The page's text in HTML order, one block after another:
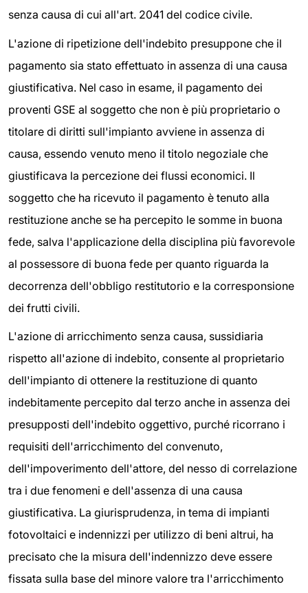
senza causa di cui all'art. 2041 del codice civile.
L'azione di ripetizione dell'indebito presuppone che il
pagamento sia stato effettuato in assenza di una causa
giustificativa. Nel caso in esame, il pagamento dei
proventi GSE al soggetto che non è più proprietario o
titolare di diritti sull'impianto avviene in assenza di
causa, essendo venuto meno il titolo negoziale che
giustificava la percezione dei flussi economici. Il
soggetto che ha ricevuto il pagamento è tenuto alla
restituzione anche se ha percepito le somme in buona
fede, salva l'applicazione della disciplina più favorevole
al possessore di buona fede per quanto riguarda la
decorrenza dell'obbligo restitutorio e la corresponsione
dei frutti civili.
L'azione di arricchimento senza causa, sussidiaria
rispetto all'azione di indebito, consente al proprietario
dell'impianto di ottenere la restituzione di quanto
indebitamente percepito dal terzo anche in assenza dei
presupposti dell'indebito oggettivo, purché ricorrano i
requisiti dell'arricchimento del convenuto,
dell'impoverimento dell'attore, del nesso di correlazione
tra i due fenomeni e dell'assenza di una causa
giustificativa. La giurisprudenza, in tema di impianti
fotovoltaici e indennizzi per utilizzo di beni altrui, ha
precisato che la misura dell'indennizzo deve essere
fissata sulla base del minore valore tra l'arricchimento